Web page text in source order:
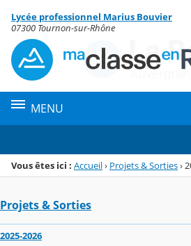
Menu de la rubrique
Contenu
Lycée professionnel Marius Bouvier
07300 Tournon-sur-Rhône
MENU
Vous êtes ici : Accueil› Projets & Sorties›
Projets & Sorties
2025-2026